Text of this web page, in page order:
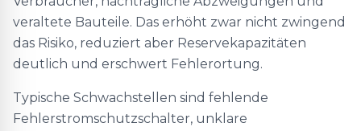
veraltete Bauteile. Das erhöht zwar nicht zwingend
das Risiko, reduziert aber Reservekapazitäten
deutlich und erschwert Fehlerortung.
Typische Schwachstellen sind fehlende
Fehlerstromschutzschalter, unklare